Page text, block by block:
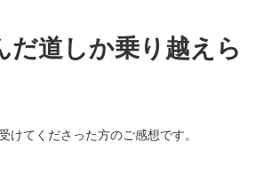
けてくださった方のご感想です。